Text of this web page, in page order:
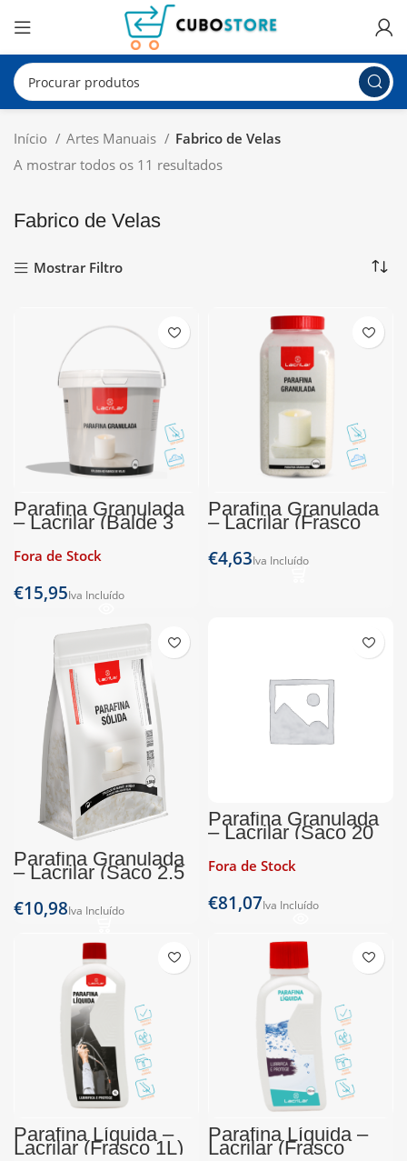
Início Artes Manuais
Fabrico de Velas
A mostrar todos os 11 resultados
Fabrico de Velas
Mostrar Filtro
Parafina Granulada
– Lacrilar (Balde 3
Kg)
Fora de Stock
€
Parafina Granulada
– Lacrilar (Frasco
500g)
€
Parafina Granulada
– Lacrilar (Saco 2,5
Kg)
€
Parafina Granulada
– Lacrilar (Saco 20
Kg)
Fora de Stock
€
Parafina Líquida –
Lacrilar (Frasco 1L)
Parafina Líquida –
Lacrilar (Frasco